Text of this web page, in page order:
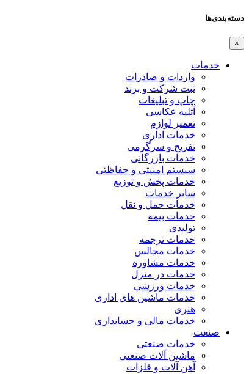
دسته‌بندی‌ها
×
خدمات
واردات و صادرات
ثبت شرکت و برند
چاپ و تبلیغات
آتلیه عکاسی
تعمیر لوازم
خدمات اداری
تفریح و سرگرمی
خدمات بازرگانی
سیستم امنیتی و حفاظتی
خدمات پخش و توزیع
سایر خدمات
خدمات حمل و نقل
خدمات بیمه
تولیدی
خدمات ترجمه
خدمات مجالس
خدمات مشاوره
خدمات در منزل
خدمات ورزشی
خدمات ماشین های اداری
هنری
خدمات مالی و حسابداری
صنعت
خدمات صنعتی
ماشین آلات صنعتی
آهن آلات و فلزات